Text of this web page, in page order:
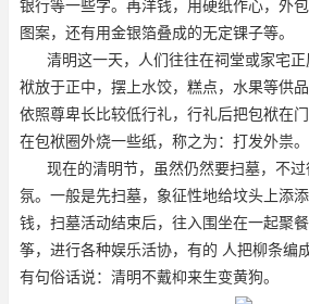
银行等一些字。再洋钱，用硬纸作心，外
图案，还有用金银箔叠成的无定锞子等。
清明这一天，人们往往在祠堂或家宅
袱放于正中，摆上水饺，糕点，水果等供
依照尊卑长比较低行礼，行礼后把包袱在
在包袱圈外烧一些纸，称之为：打发外祟。
现在的清明节，虽然仍然要扫墓，不
氛。一般是先扫墓，象征性地给坟头上添
钱，扫墓活动结束后，往入围坐在一起聚
筝，进行各种娱乐活协，有的 人把柳条编
有句俗话说：清明不戴枊来生变黄狗。